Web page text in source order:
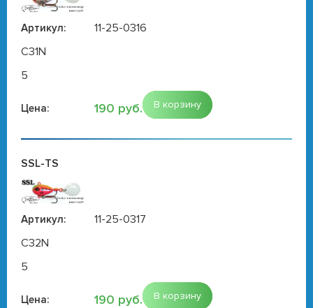
Артикул:
11-25-0316
C31N
5
Цена: 190 руб. В корзину
SSL-TS
Артикул:
11-25-0317
C32N
5
Цена: 190 руб. В корзину